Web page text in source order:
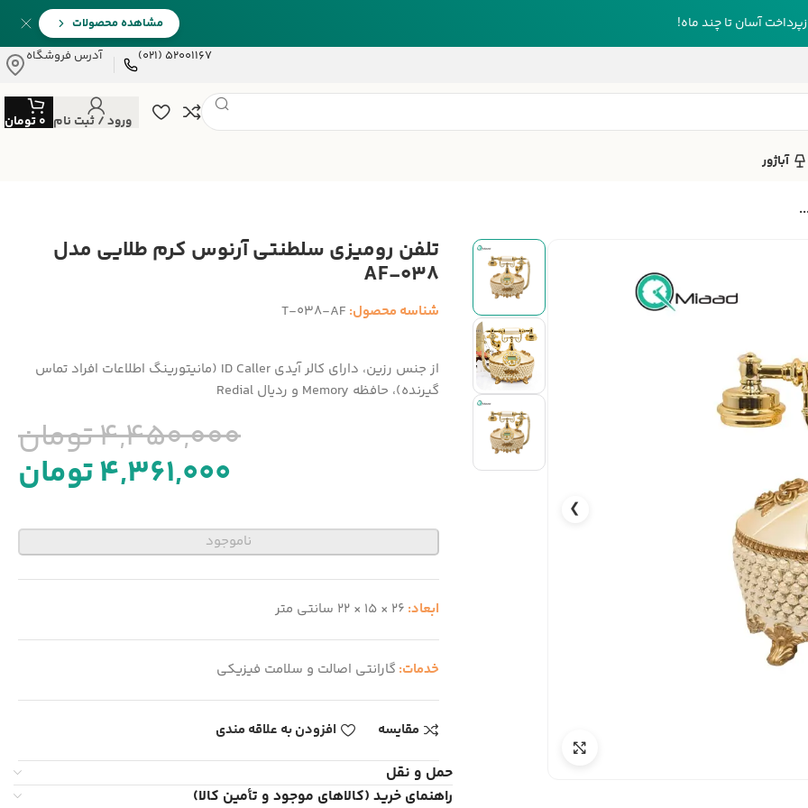
آسان تا چند ماه!
مشاهده محصولات
52001167 (021)
آدرس فروشگاه
ورود / ثبت نام 0تومان
آباژور
❯
تلفن رومیزی سلطنتی آرنوس کرم طلایی مدل
038-AF
شناسه محصول: T-038-AF
از جنس رزین، دارای کالر آیدی ID Caller (مانیتورینگ اطلاعات افراد تماس
گیرنده)، حافظه Memory و ردیال Redial
4,450,000تومان
4,361,000تومان
ناموجود
ابعاد: 26 × 15 × 22 سانتی متر
خدمات: گارانتی اصالت و سلامت فیزیکی
مقایسه افزودن به علاقه مندی
حمل و نقل
راهنمای خرید (کالاهای موجود و تأمین کالا)